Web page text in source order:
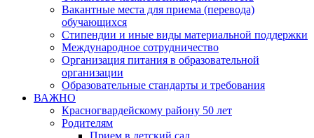
Вакантные места для приема (перевода)
обучающихся
Стипендии и иные виды материальной поддержки
Международное сотрудничество
Организация питания в образовательной
организации
Образовательные стандарты и требования
ВАЖНО
Красногвардейскому району 50 лет
Родителям
Прием в детский сад